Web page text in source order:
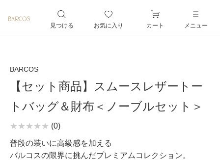
見つける お気に入り カート メニュー
BARCOS
【セット商品】スムースレザートー
トバッグ＆財布＜ノーブルセット＞
(0)
普段の装いに高級感を加える
バルコスの限界に挑んだプレミアムコレクション。